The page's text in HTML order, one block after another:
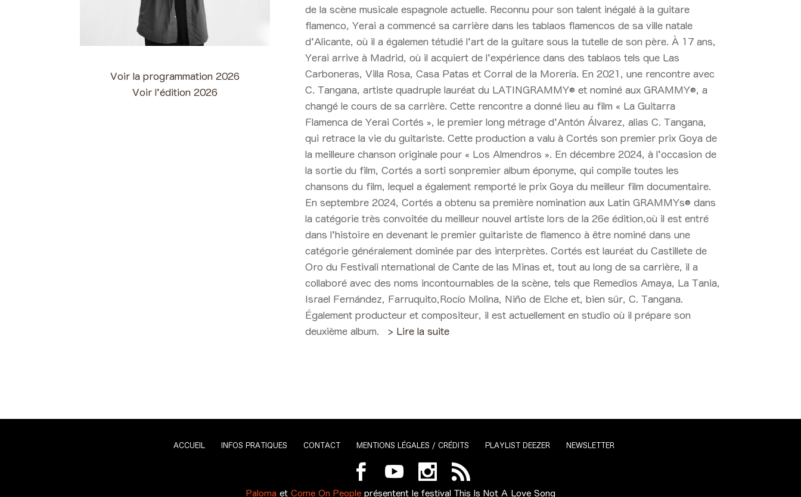
Voir la programmation 2026
Voir l'édition 2026
de la scène musicale espagnole actuelle. Reconnu pour son talent inégalé à la guitare
flamenco, Yerai a commencé sa carrière dans les tablaos flamencos de sa ville natale
d'Alicante, où il a égalemen tétudié l'art de la guitare sous la tutelle de son père. À 17 ans,
Yerai arrive à Madrid, où il acquiert de l'expérience dans des tablaos tels que Las
Carboneras, Villa Rosa, Casa Patas et Corral de la Morería. En 2021, une rencontre avec
C. Tangana, artiste quadruple lauréat du LATINGRAMMY® et nominé aux GRAMMY®, a
changé le cours de sa carrière. Cette rencontre a donné lieu au film « La Guitarra
Flamenca de Yerai Cortés », le premier long métrage d'Antón Álvarez, alias C. Tangana,
qui retrace la vie du guitariste. Cette production a valu à Cortés son premier prix Goya de
la meilleure chanson originale pour « Los Almendros ». En décembre 2024, à l'occasion de
la sortie du film, Cortés a sorti sonpremier album éponyme, qui compile toutes les
chansons du film, lequel a également remporté le prix Goya du meilleur film documentaire.
En septembre 2024, Cortés a obtenu sa première nomination aux Latin GRAMMYs® dans
la catégorie très convoitée du meilleur nouvel artiste lors de la 26e édition,où il est entré
dans l'histoire en devenant le premier guitariste de flamenco à être nominé dans une
catégorie généralement dominée par des interprètes. Cortés est lauréat du Castillete de
Oro du Festivali nternational de Cante de las Minas et, tout au long de sa carrière, il a
collaboré avec des noms incontournables de la scène, tels que Remedios Amaya, La Tania,
Israel Fernández, Farruquito,Rocío Molina, Niño de Elche et, bien sûr, C. Tangana.
Également producteur et compositeur, il est actuellement en studio où il prépare son
deuxième album.
> Lire la suite
ACCUEIL INFOS PRATIQUES CONTACT MENTIONS LÉGALES / CRÉDITS PLAYLIST DEEZER NEWSLETTER
Paloma et Come On Peopleprésentent le festival This Is Not A Love Song